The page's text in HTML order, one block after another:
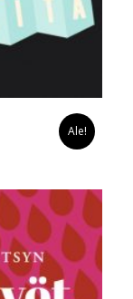
Ale!